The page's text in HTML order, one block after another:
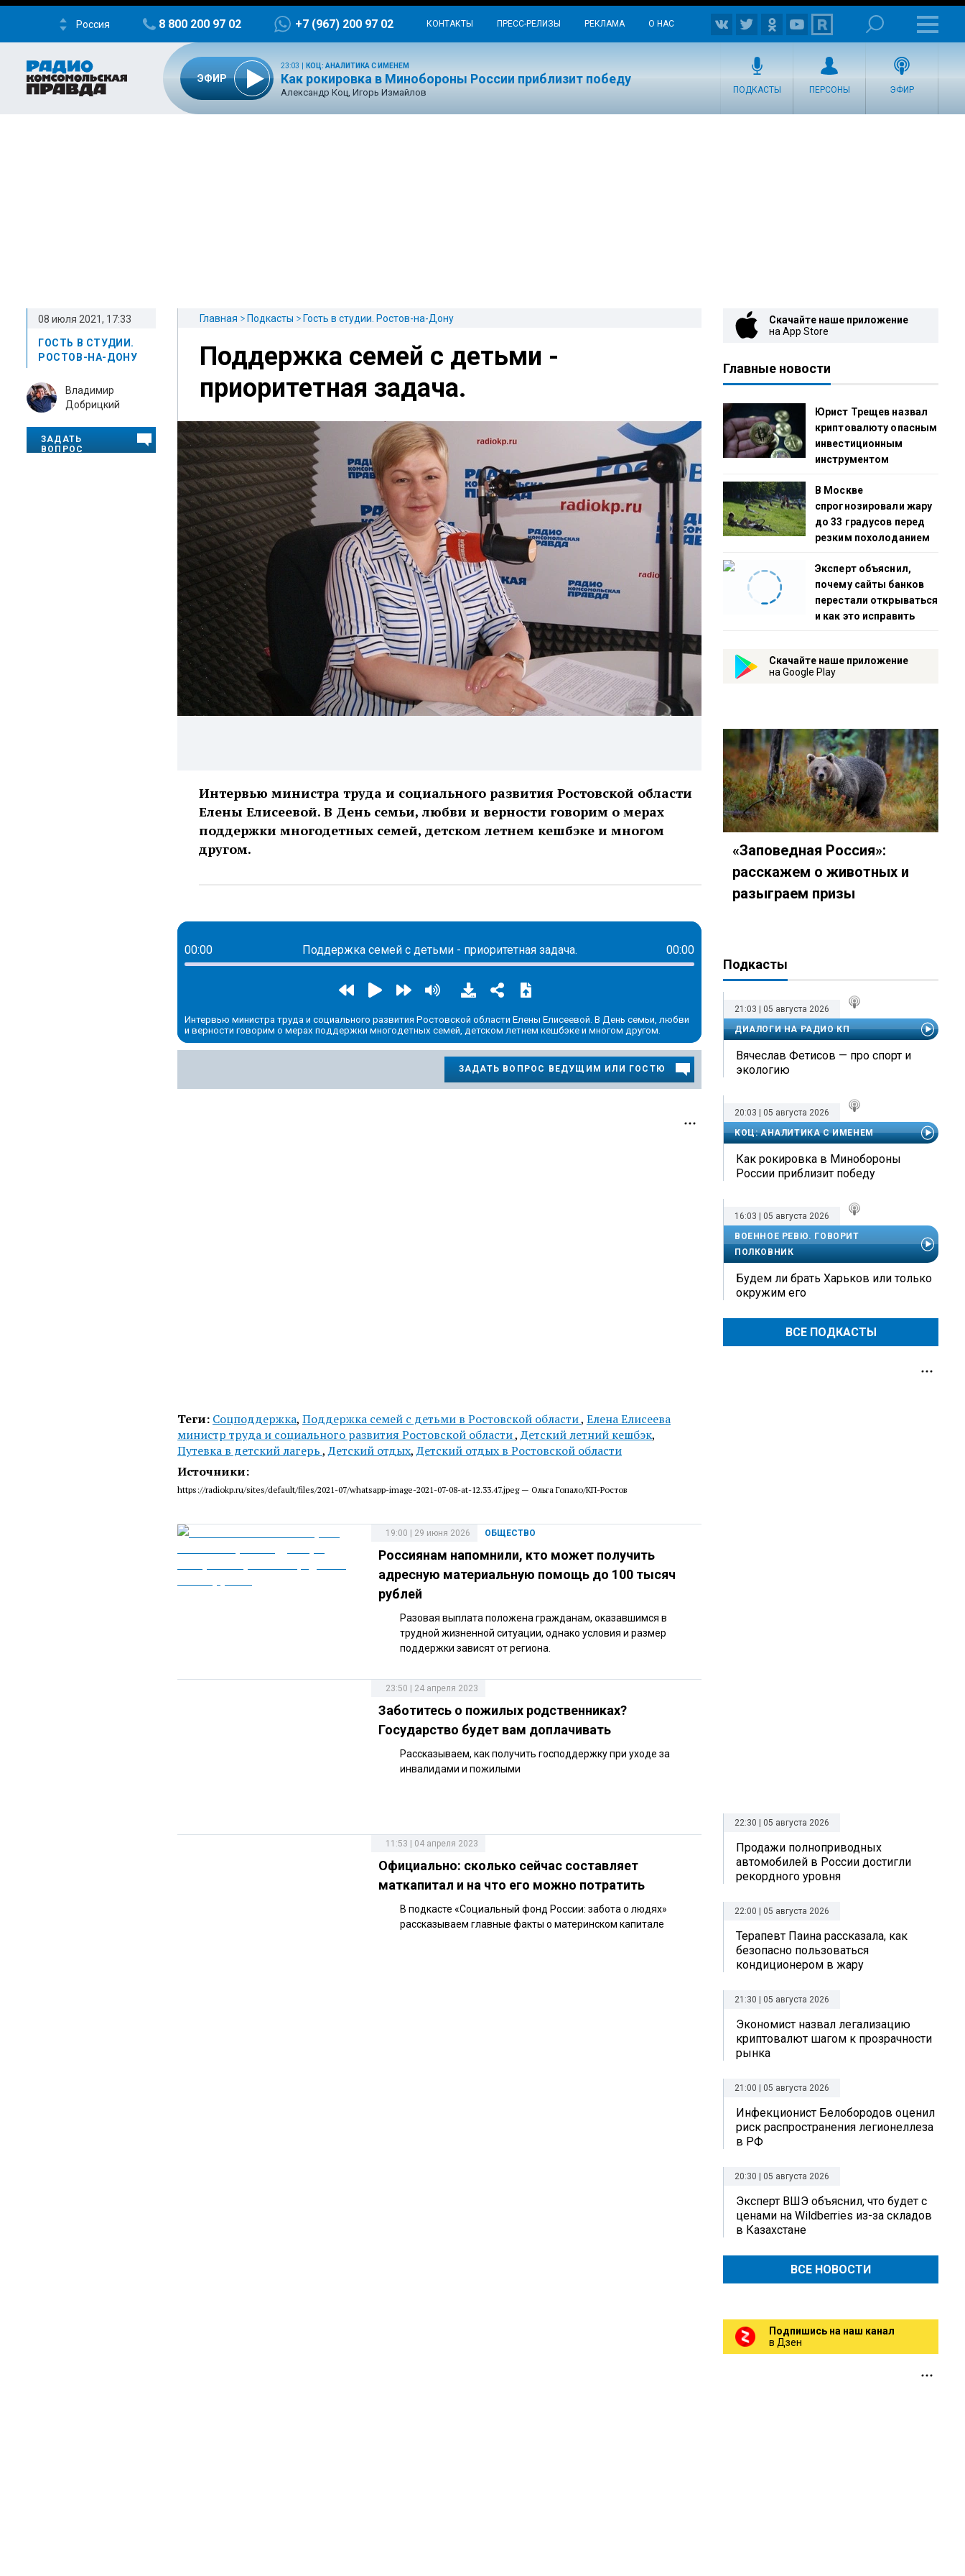
Россия 8 800 200 97 02 +7 (967) 200 97 02 КОНТАКТЫ ПРЕСС-РЕЛИЗЫ РЕКЛАМА О НАС
ЭФИР
23:03 КОЦ: АНАЛИТИКА С ИМЕНЕМ
Как рокировка в Минобороны России приблизит победу
Александр Коц, Игорь Измайлов ПОДКАСТЫ ПЕРСОНЫ ЭФИР
Главная Подкасты Гость в студии. Ростов-на-Дону
Поддержка семей с детьми -
приоритетная задача.
Интервью министра труда и социального развития Ростовской области
Елены Елисеевой. В День семьи, любви и верности говорим о мерах
поддержки многодетных семей, детском летнем кешбэке и многом
другом.
00:00 Поддержка семей с детьми - приоритетная задача. 00:00
Интервью министра труда и социального развития Ростовской области Елены Елисеевой. В День семьи, любви
и верности говорим о мерах поддержки многодетных семей, детском летнем кешбэке и многом другом.
ЗАДАТЬ ВОПРОС ВЕДУЩИМ ИЛИ ГОСТЮ
08 июля 2021, 17:33
ГОСТЬ В СТУДИИ.
РОСТОВ-НА-ДОНУ
Владимир
Добрицкий
ЗАДАТЬ
ВОПРОС
Теги: Соцподдержка, Поддержка семей с детьми в Ростовской области, Елена Елисеева
министр труда и социального развития Ростовской области,Детский летний кешбэк,
Путевка в детский лагерь,Детский отдых,Детский отдых в Ростовской области
Источники:
https://radiokp.ru/sites/default/files/2021-07/whatsapp-image-2021-07-08-at-12.33.47.jpeg — Ольга Гопало/КП-Ростов
ОБЩЕСТВО
19:00 | 29 июня 2026
Россиянам напомнили, кто может получить
адресную материальную помощь до 100 тысяч
рублей
Разовая выплата положена гражданам, оказавшимся в
трудной жизненной ситуации, однако условия и размер
поддержки зависят от региона.
23:50 | 24 апреля 2023
Заботитесь о пожилых родственниках?
Государство будет вам доплачивать
Рассказываем, как получить господдержку при уходе за
инвалидами и пожилыми
11:53 | 04 апреля 2023
Официально: сколько сейчас составляет
маткапитал и на что его можно потратить
В подкасте «Социальный фонд России: забота о людях»
рассказываем главные факты о материнском капитале
Скачайте наше приложение
на App Store
Главные новости
Юрист Трещев назвал
криптовалюту опасным
инвестиционным
инструментом
В Москве
спрогнозировали жару
до 33 градусов перед
резким похолоданием
Эксперт объяснил,
почему сайты банков
перестали открываться
и как это исправить
Скачайте наше приложение
на Google Play
«Заповедная Россия»:
расскажем о животных и
разыграем призы
Подкасты
21:03 | 05 августа 2026
ДИАЛОГИ НА РАДИО КП
Вячеслав Фетисов — про спорт и
экологию
20:03 | 05 августа 2026
КОЦ: АНАЛИТИКА С ИМЕНЕМ
Как рокировка в Минобороны
России приблизит победу
16:03 | 05 августа 2026
ВОЕННОЕ РЕВЮ. ГОВОРИТ
ПОЛКОВНИК
Будем ли брать Харьков или только
окружим его
ВСЕ ПОДКАСТЫ
22:30 | 05 августа 2026
Продажи полноприводных
автомобилей в России достигли
рекордного уровня
22:00 | 05 августа 2026
Терапевт Паина рассказала, как
безопасно пользоваться
кондиционером в жару
21:30 | 05 августа 2026
Экономист назвал легализацию
криптовалют шагом к прозрачности
рынка
21:00 | 05 августа 2026
Инфекционист Белобородов оценил
риск распространения легионеллеза
в РФ
20:30 | 05 августа 2026
Эксперт ВШЭ объяснил, что будет с
ценами на Wildberries из-за складов
в Казахстане
ВСЕ НОВОСТИ
Подпишись на наш канал
в Дзен